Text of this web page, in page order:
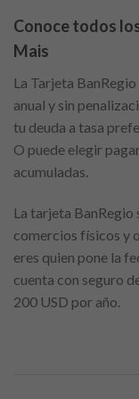
Conoce todos
Mais
La Tarjeta
anual y sin
tu deuda a tasa
O puede elegir
acumuladas.
La tarjeta BanRegio
comercios físicos y
eres quien pone la
cuenta con seguro
200 USD por año.